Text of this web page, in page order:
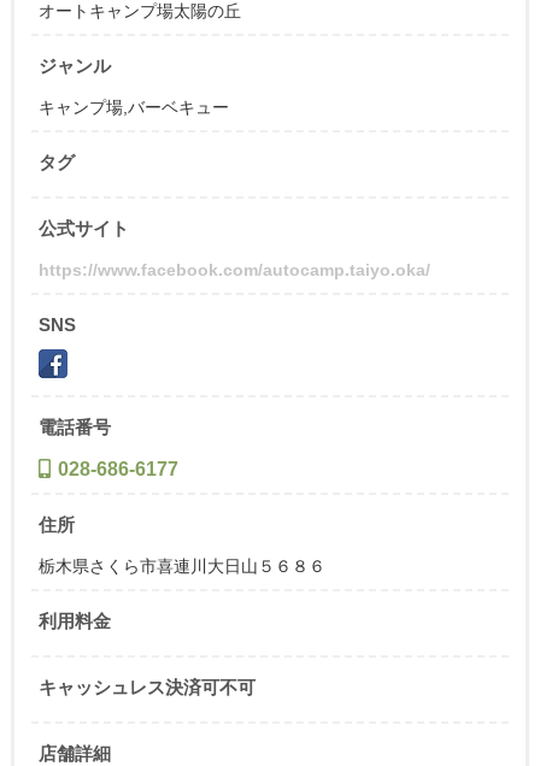
オートキャンプ場太陽の丘
ジャンル
キャンプ場, バーベキュー
タグ
公式サイト
https://www.facebook.com/autocamp.taiyo.oka/
SNS
電話番号
028-686-6177
住所
栃木県さくら市喜連川大日山５６８６
利用料金
キャッシュレス決済可不可
店舗詳細